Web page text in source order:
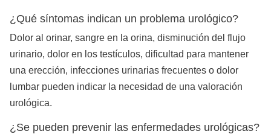
¿Qué síntomas indican un problema urológico?
Dolor al orinar, sangre en la orina, disminución del flujo
urinario, dolor en los testículos, dificultad para mantener
una erección, infecciones urinarias frecuentes o dolor
lumbar pueden indicar la necesidad de una valoración
urológica.
¿Se pueden prevenir las enfermedades urológicas?